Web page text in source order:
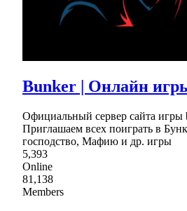
Bunker | Онлайн
Официальный сервер сайта игры
Приглашаем всех поиграть в
господство, Мафию и др. игры
5,393
Online
81,138
Members